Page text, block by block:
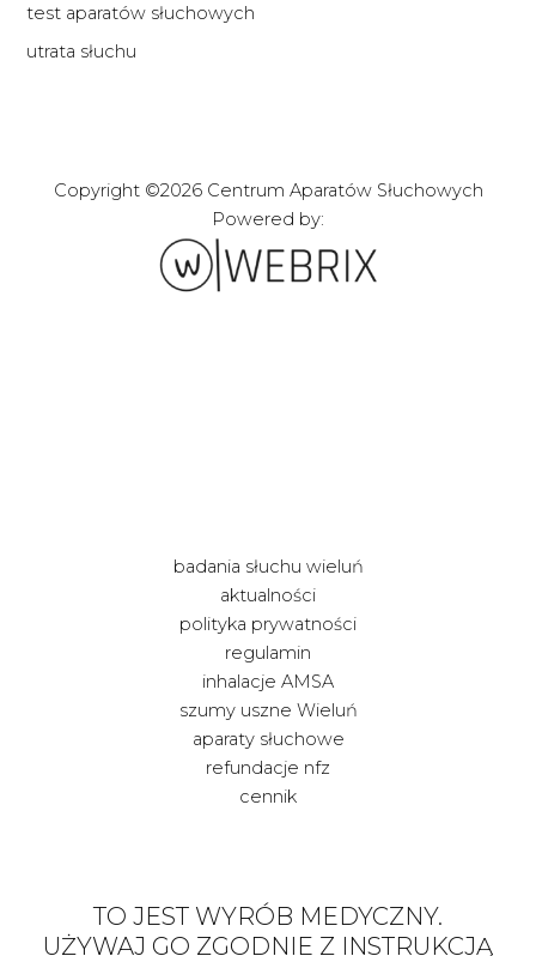
test aparatów słuchowych
utrata słuchu
Copyright ©2026 Centrum Aparatów Słuchowych
Powered by:
badania słuchu wieluń
aktualności
polityka prywatności
regulamin
inhalacje AMSA
szumy uszne Wieluń
aparaty słuchowe
refundacje nfz
cennik
TO JEST WYRÓB MEDYCZNY.
UŻYWAJ GO ZGODNIE Z INSTRUKCJĄ